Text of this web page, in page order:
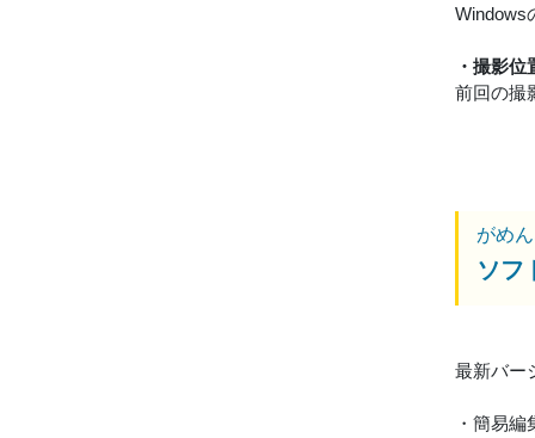
Windows
・撮影
前回の撮
がめ
ソフ
最新バー
・簡易